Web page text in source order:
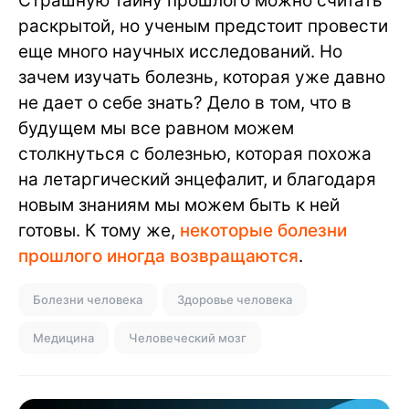
раскрытой, но ученым предстоит провести
еще много научных исследований. Но
зачем изучать болезнь, которая уже давно
не дает о себе знать? Дело в том, что в
будущем мы все равном можем
столкнуться с болезнью, которая похожа
на летаргический энцефалит, и благодаря
новым знаниям мы можем быть к ней
готовы. К тому же, некоторые болезни
прошлого иногда возвращаются.
Болезни человека Здоровье человека
Медицина Человеческий мозг